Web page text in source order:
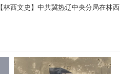
【林西文史】中共冀热辽中央分局在林西